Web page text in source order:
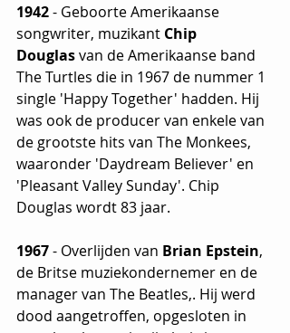
1942 - Geboorte Amerikaanse
songwriter, muzikant Chip
Douglas van de Amerikaanse band
The Turtles die in 1967 de nummer 1
single 'Happy Together' hadden. Hij
was ook de producer van enkele van
de grootste hits van The Monkees,
waaronder 'Daydream Believer' en
'Pleasant Valley Sunday'. Chip
Douglas wordt 83 jaar.
1967 - Overlijden van Brian Epstein,
de Britse muziekondernemer en de
manager van The Beatles,. Hij werd
dood aangetroffen, opgesloten in